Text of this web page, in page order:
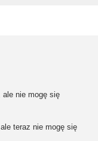
ale nie mogę się
teraz nie mogę się